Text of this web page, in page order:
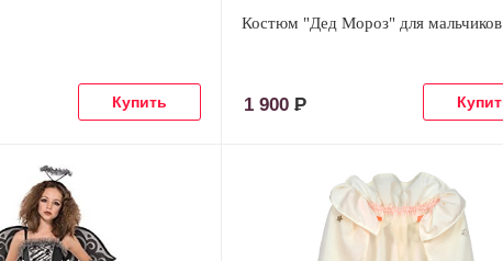
Костюм "Дед Мороз" для мальчиков
1 900 Р